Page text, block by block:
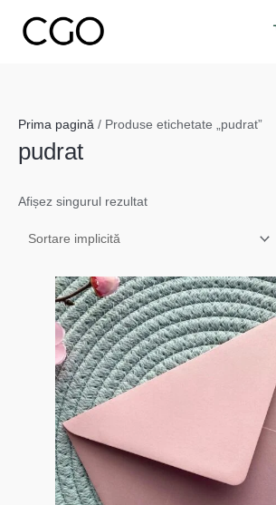
Prima pagină / Produse etichetate „pudrat”
pudrat
Afișez singurul rezultat